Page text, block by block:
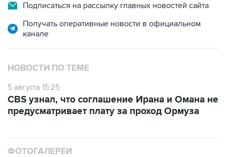
Подписаться на рассылку главных новостей сайта
Получать оперативные новости в официальном
канале
НОВОСТИ ПО ТЕМЕ
5 августа 15:25
CBS узнал, что соглашение Ирана и Омана не
предусматривает плату за проход Ормуза
ФОТОГАЛЕРЕИ